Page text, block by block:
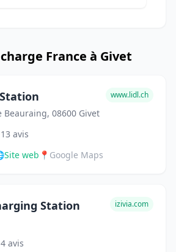
France à Givet
Beauraing, 08600 Givet
www.lidl.ch
13 avis
Site web 📍 Google Maps
Station izivia.com
4 avis